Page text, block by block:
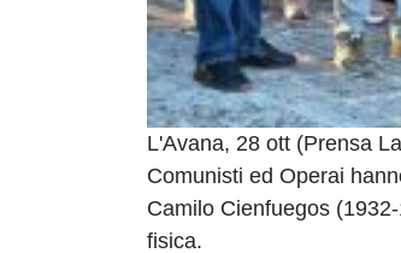
L'Avana, 28 ott (Prensa
Comunisti ed Operai
Camilo Cienfuegos
fisica.